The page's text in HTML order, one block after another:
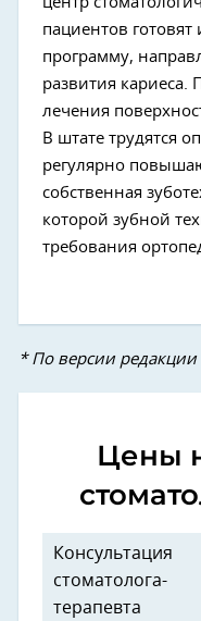
пациентов
программу,
развития кариеса.
лечения
В штате трудятся
регулярно
собственная
которой зубной
требования
* По версии редакции
Цены
Консультация
стоматолога-
терапевта